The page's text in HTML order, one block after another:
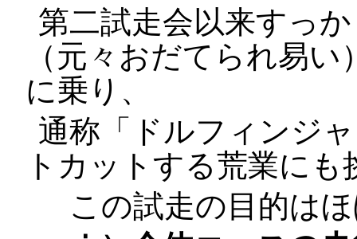
第二試走会以来すっ
（元々おだてられ易
に乗り、
通称「ドルフィンジ
トカットする荒業に
この試走の目的は